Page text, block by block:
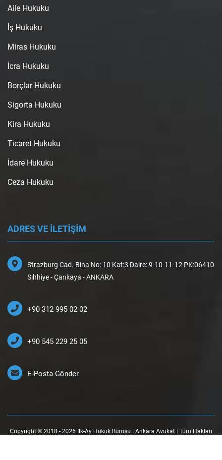
Aile Hukuku
İş Hukuku
Miras Hukuku
İcra Hukuku
Borçlar Hukuku
Sigorta Hukuku
Kira Hukuku
Ticaret Hukuku
İdare Hukuku
Ceza Hukuku
ADRES VE İLETİŞİM
Strazburg Cad. Bina No: 10 Kat:3 Daire: 9-10-11-12 PK:06410
Sıhhiye - Çankaya - ANKARA
+90 312 995 02 02
+90 545 229 25 05
E-Posta Gönder
Copyright © 2018 - 2026 İlk-Ay Hukuk Bürosu | Ankara Avukat | Tüm Hakları